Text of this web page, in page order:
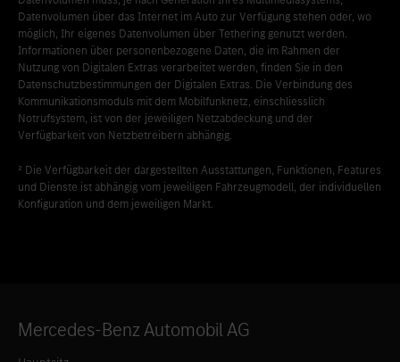
Datenvolumen über das Internet im Auto zur Verfügung stehen oder, wo
möglich, Ihr eigenes Datenvolumen über Tethering genutzt werden.
Informationen über personenbezogene Daten, die im Rahmen der
Nutzung von Digitalen Extras verarbeitet werden, finden Sie in den
Datenschutzbestimmungen der Digitalen Extras. Die Verbindung des
Kommunikationsmoduls mit dem Mobilfunknetz, einschliesslich
Notrufsystem, ist von der jeweiligen Netzabdeckung und der
Verfügbarkeit von Netzbetreibern abhängig.
² Die Verfügbarkeit der dargestellten Ausstattungen, Funktionen, Features
und Dienste ist abhängig vom jeweiligen Fahrzeugmodell, der individuellen
Konfiguration und dem jeweiligen Markt.
Mercedes-Benz Automobil AG